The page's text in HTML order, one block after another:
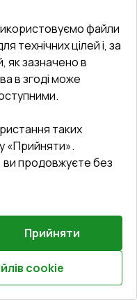
Залиште відгук
5 камерна
файли
технічних цілей і, за
як зазначено в
в згоді може
таких
«Прийняти».
продовжуєте без
Прийняти
cookie